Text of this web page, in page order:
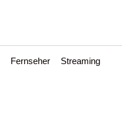
Fernseher Streaming